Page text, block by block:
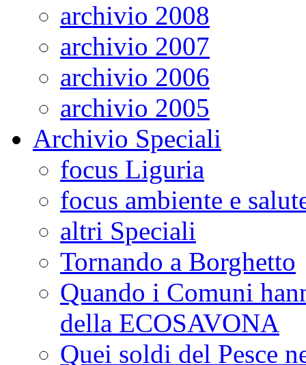
archivio 2008
archivio 2007
archivio 2006
archivio 2005
Archivio Speciali
focus Liguria
focus ambiente e
altri Speciali
Tornando a Borghetto
Quando i Comuni
della ECOSAVONA
Quei soldi del Pesce